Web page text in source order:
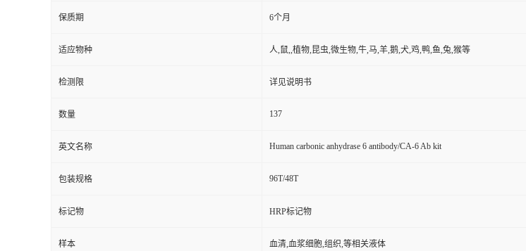
保质期 6个月
适应物种 人,鼠,,植物,昆虫,微生物,牛,马,羊,鹅,犬,鸡,鸭,鱼,兔,猴等
检测限 详见说明书
数量 137
英文名称 Human carbonic anhydrase 6 antibody/CA-6 Ab kit
包装规格 96T/48T
标记物 HRP标记物
样本 血清,血浆细胞,组织,等相关液体